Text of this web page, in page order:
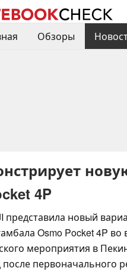
Обзоры
4P
представила новый
Osmo Pocket 4P во
мероприятия в
после первоначального